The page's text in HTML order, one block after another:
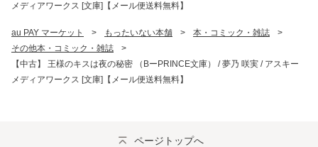
メディアワークス [文庫]【メール便送料無料】
au PAY マーケット > もったいない本舗 > 本・コミック・雑誌
>
その他本・コミック・雑誌
>
【中古】 王様のキスは夜の秘密 （BーPRINCE文庫） / 夢乃 咲実 / アスキー
メディアワークス [文庫]【メール便送料無料】
ページトップへ